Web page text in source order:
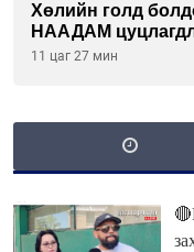
Хөлийн голд
НААДАМ
11 цаг 27 мин